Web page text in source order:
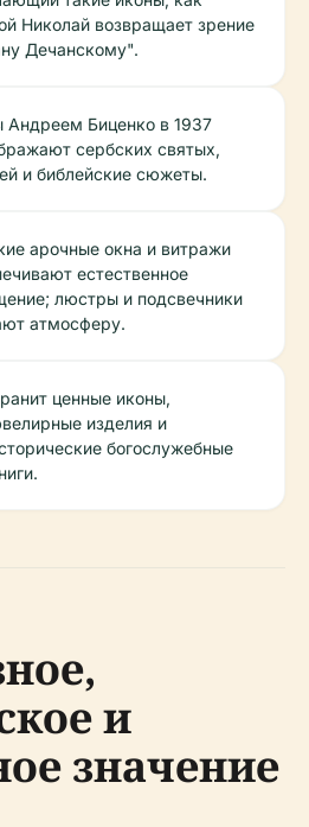
Николай возвращает зрение
Дечанскому".
Андреем Биценко в 1937
сербских святых,
и библейские сюжеты.
арочные окна и витражи
естественное
люстры и подсвечники
атмосферу.
ценные иконы,
изделия и
богослужебные
и
значение